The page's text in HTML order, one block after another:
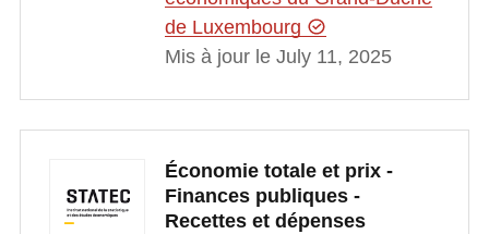
de Luxembourg
Mis à jour le July 11, 2025
Économie totale et prix -
Finances publiques -
Recettes et dépenses